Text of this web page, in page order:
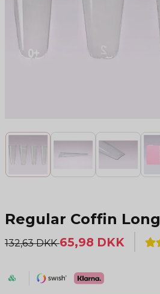
Regular Coffin Long
132,63 DKK65,98 DKK